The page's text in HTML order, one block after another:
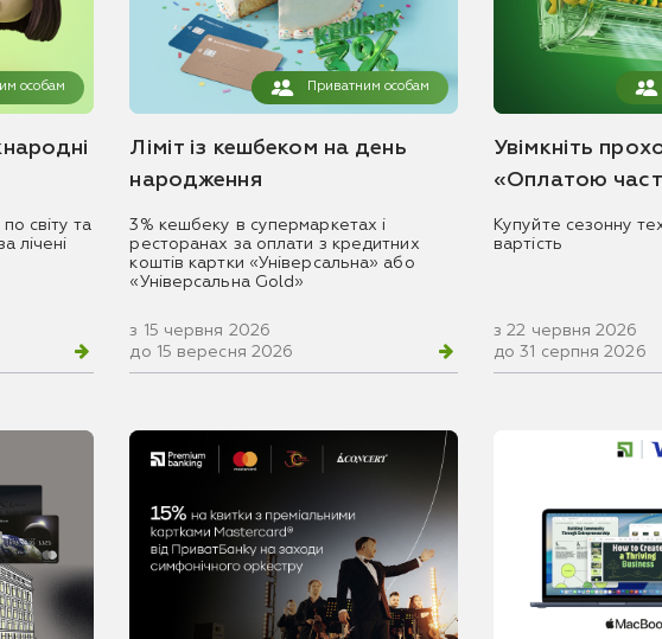
особам
світу та
лічені
Приватним особам
Ліміт із кешбеком на день
народження
3% кешбеку в супермаркетах і
ресторанах за оплати з кредитних
коштів картки «Універсальна» або
«Універсальна Gold»
з 15 червня 2026
до 15 вересня 2026
Увімкніть
«Оплатою
Купуйте сезонну
вартість
з 22 червня 2026
до 31 серпня 2026